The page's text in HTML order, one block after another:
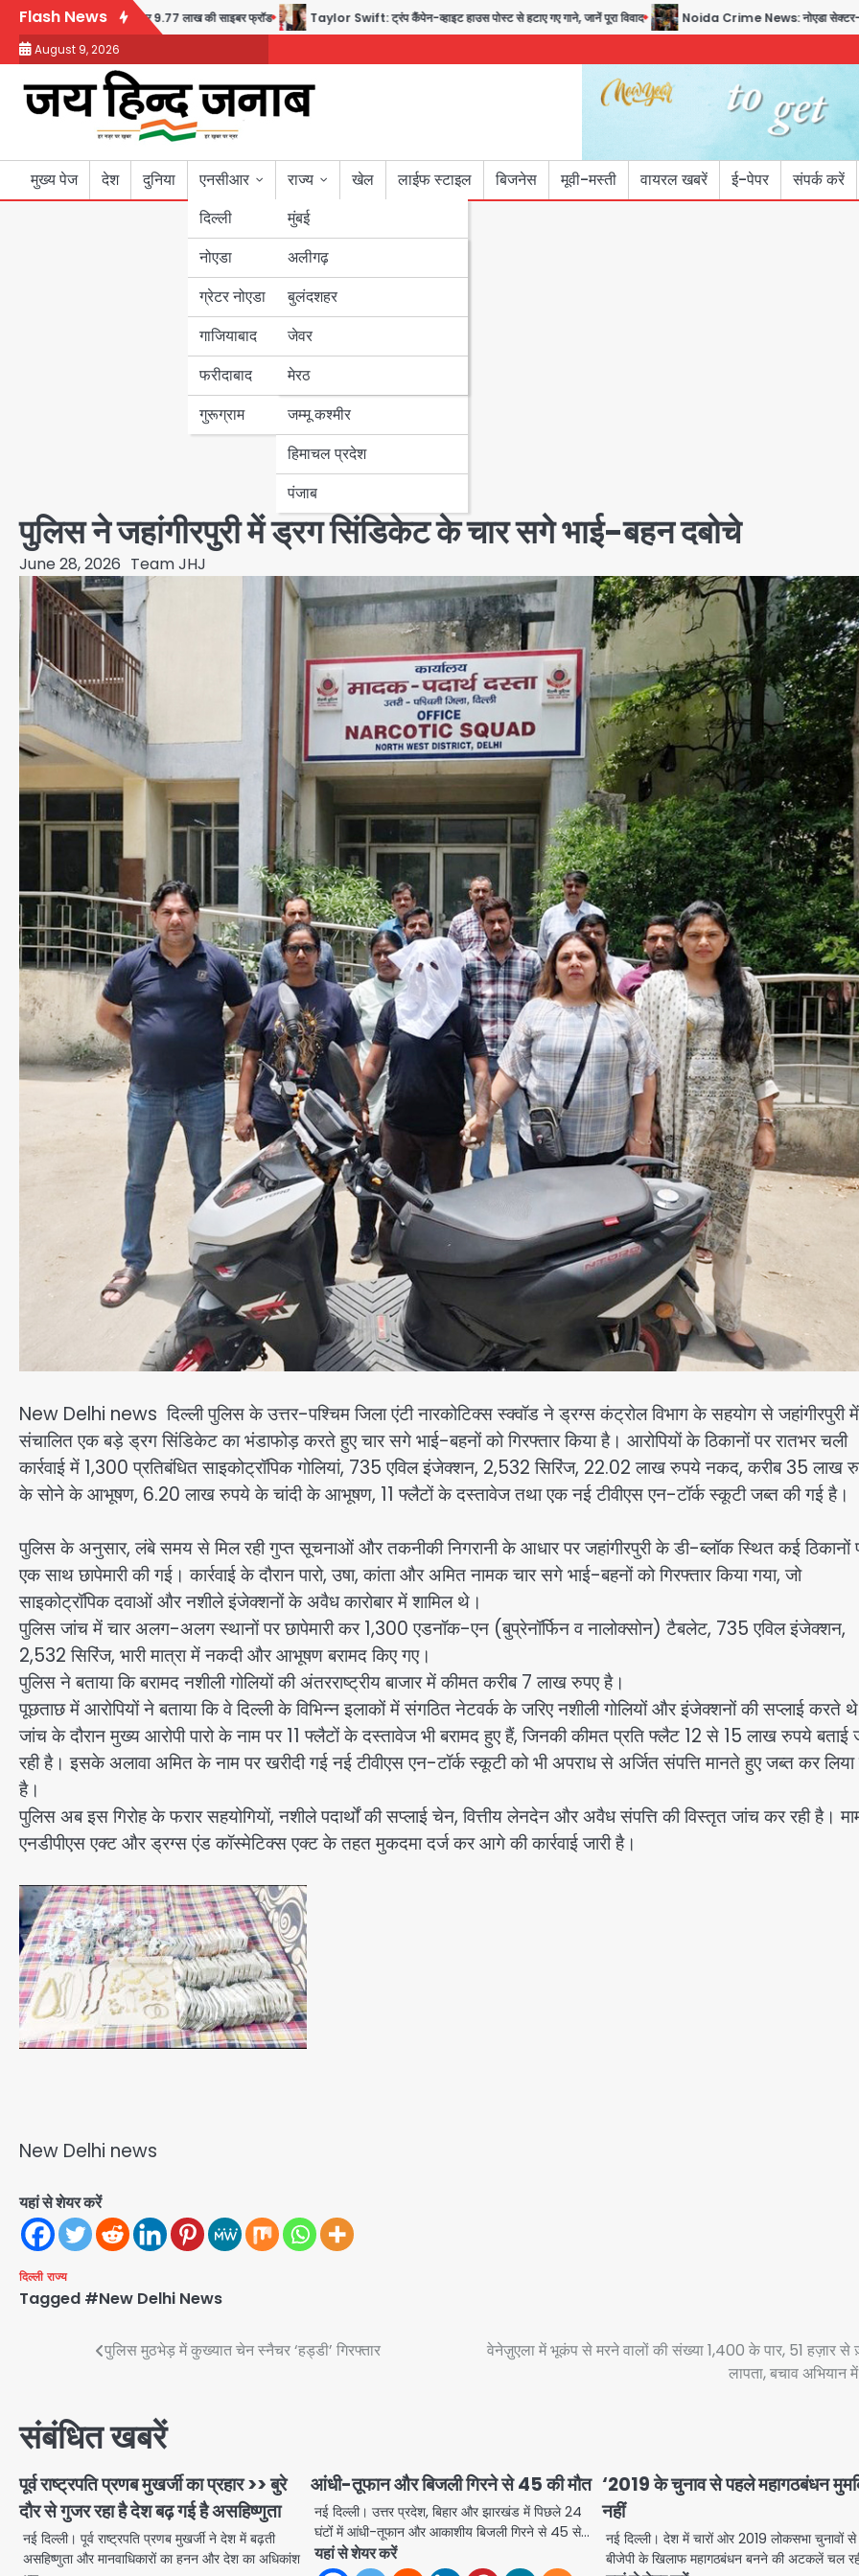
Skip
content
Flash News
कॉल पर 9.77 लाख की साइबर फ्रॉड Taylor Swift: ट्रंप कैंपेन-व्हाइट हाउस पोस्ट से हटाए गए गाने, जानें पूरा विवाद Noida Crime News: नोएडा सेक्टर-51 में 15
August 9, 2026
मुख्य पेज देश दुनिया
एनसीआर
दिल्ली
नोएडा
ग्रेटर नोएडा
गाजियाबाद
फरीदाबाद
गुरूग्राम
राज्य
मुंबई
उत्तर प्रदेश
अलीगढ़
बुलंदशहर
जेवर
मेरठ
बिहार
पंजाब
हरियाणा
जम्मू कश्मीर
हिमाचल प्रदेश
पंजाब
खेल लाईफ स्टाइल बिजनेस मूवी-मस्ती वायरल खबरें ई-पेपर संपर्क करें
पुलिस ने जहांगीरपुरी में ड्रग सिंडिकेट के चार सगे भाई-बहन दबोचे
June 28, 2026 Team JHJ
New Delhi news दिल्ली पुलिस के उत्तर-पश्चिम जिला एंटी नारकोटिक्स स्क्वॉड ने ड्रग्स कंट्रोल विभाग के सहयोग से जहांगीरपुरी में
संचालित एक बड़े ड्रग सिंडिकेट का भंडाफोड़ करते हुए चार सगे भाई-बहनों को गिरफ्तार किया है। आरोपियों के ठिकानों पर रातभर चली
कार्रवाई में 1,300 प्रतिबंधित साइकोट्रॉपिक गोलियां, 735 एविल इंजेक्शन, 2,532 सिरिंज, 22.02 लाख रुपये नकद, करीब 35 लाख
के सोने के आभूषण, 6.20 लाख रुपये के चांदी के आभूषण, 11 फ्लैटों के दस्तावेज तथा एक नई टीवीएस एन-टॉर्क स्कूटी जब्त की गई है।
पुलिस के अनुसार, लंबे समय से मिल रही गुप्त सूचनाओं और तकनीकी निगरानी के आधार पर जहांगीरपुरी के डी-ब्लॉक स्थित कई ठिकानों
एक साथ छापेमारी की गई। कार्रवाई के दौरान पारो, उषा, कांता और अमित नामक चार सगे भाई-बहनों को गिरफ्तार किया गया, जो
साइकोट्रॉपिक दवाओं और नशीले इंजेक्शनों के अवैध कारोबार में शामिल थे।
पुलिस जांच में चार अलग-अलग स्थानों पर छापेमारी कर 1,300 एडनॉक-एन (बुप्रेनॉर्फिन व नालोक्सोन) टैबलेट, 735 एविल इंजेक्शन,
2,532 सिरिंज, भारी मात्रा में नकदी और आभूषण बरामद किए गए।
पुलिस ने बताया कि बरामद नशीली गोलियों की अंतरराष्ट्रीय बाजार में कीमत करीब 7 लाख रुपए है।
पूछताछ में आरोपियों ने बताया कि वे दिल्ली के विभिन्न इलाकों में संगठित नेटवर्क के जरिए नशीली गोलियों और इंजेक्शनों की सप्लाई करते
जांच के दौरान मुख्य आरोपी पारो के नाम पर 11 फ्लैटों के दस्तावेज भी बरामद हुए हैं, जिनकी कीमत प्रति फ्लैट 12 से 15 लाख रुपये बताई
रही है। इसके अलावा अमित के नाम पर खरीदी गई नई टीवीएस एन-टॉर्क स्कूटी को भी अपराध से अर्जित संपत्ति मानते हुए जब्त कर लिया
है।
पुलिस अब इस गिरोह के फरार सहयोगियों, नशीले पदार्थों की सप्लाई चेन, वित्तीय लेनदेन और अवैध संपत्ति की विस्तृत जांच कर रही है।
एनडीपीएस एक्ट और ड्रग्स एंड कॉस्मेटिक्स एक्ट के तहत मुकदमा दर्ज कर आगे की कार्रवाई जारी है।
New Delhi news
यहां से शेयर करें
दिल्ली राज्य
Tagged #New Delhi News
पुलिस मुठभेड़ में कुख्यात चेन स्नैचर ‘हड्डी’ गिरफ्तार
वेनेज़ुएला में भूकंप से मरने वालों की संख्या 1,400 के पार, 51 हज़ार से
लापता, बचाव अभियान
संबंधित खबरें
पूर्व राष्ट्रपति प्रणब मुखर्जी का प्रहार >> बुरे
दौर से गुजर रहा है देश बढ़ गई है असहिष्णुता
नई दिल्ली। पूर्व राष्ट्रपति प्रणब मुखर्जी ने देश में बढ़ती
असहिष्णुता और मानवाधिकारों का हनन और देश का अधिकांश
आंधी-तूफान और बिजली गिरने से 45 की मौत
नई दिल्ली। उत्तर प्रदेश, बिहार और झारखंड में पिछले 24
घंटोंं में आंधी-तूफान और आकाशीय बिजली गिरने से 45 से…
यहां से शेयर करें
‘2019 के चुनाव से पहले महागठबंधन
नहीं
नई दिल्ली। देश में चारों ओर 2019 लोकसभा चुनावों
बीजेपी के खिलाफ महागठबंधन बनने की अटकलें चल